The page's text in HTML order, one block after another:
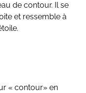
de contour. Il se
et ressemble à
« contour» en